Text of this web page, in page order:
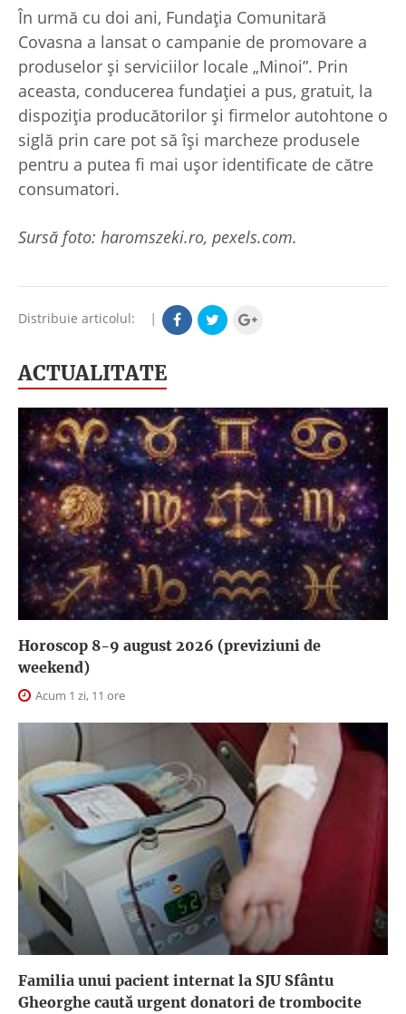
În urmă cu doi ani, Fundația Comunitară
Covasna a lansat o campanie de promovare a
produselor și serviciilor locale „Minoi”. Prin
aceasta, conducerea fundației a pus, gratuit, la
dispoziția producătorilor și firmelor autohtone o
siglă prin care pot să își marcheze produsele
pentru a putea fi mai ușor identificate de către
consumatori.
Sursă foto: haromszeki.ro, pexels.com.
Distribuie articolul: |
ACTUALITATE
Horoscop 8-9 august 2026 (previziuni de
weekend)
Acum 1 zi, 11 ore
Familia unui pacient internat la SJU Sfântu
Gheorghe caută urgent donatori de trombocite